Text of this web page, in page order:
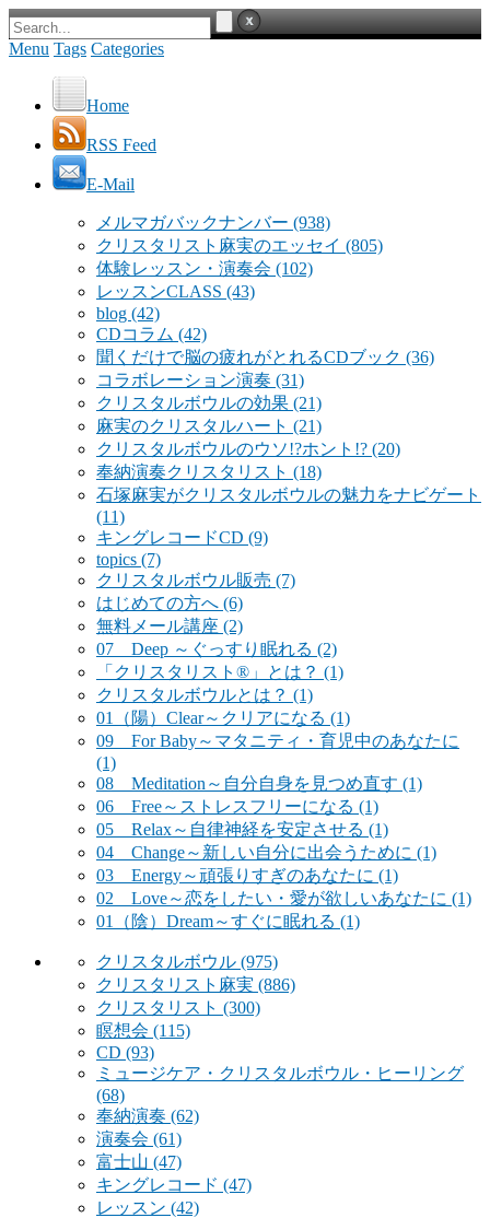
Menu Tags Categories
Home
RSS Feed
E-Mail
メルマガバックナンバー (938)
クリスタリスト麻実のエッセイ (805)
体験レッスン・演奏会 (102)
レッスンCLASS (43)
blog (42)
CDコラム (42)
聞くだけで脳の疲れがとれるCDブック (36)
コラボレーション演奏 (31)
クリスタルボウルの効果 (21)
麻実のクリスタルハート (21)
クリスタルボウルのウソ!?ホント!? (20)
奉納演奏クリスタリスト (18)
石塚麻実がクリスタルボウルの魅力をナビゲート
(11)
キングレコードCD (9)
topics (7)
クリスタルボウル販売 (7)
はじめての方へ (6)
無料メール講座 (2)
07 Deep ～ぐっすり眠れる (2)
「クリスタリスト®」とは？ (1)
クリスタルボウルとは？ (1)
01（陽）Clear～クリアになる (1)
09 For Baby～マタニティ・育児中のあなたに
(1)
08 Meditation～自分自身を見つめ直す (1)
06 Free～ストレスフリーになる (1)
05 Relax～自律神経を安定させる (1)
04 Change～新しい自分に出会うために (1)
03 Energy～頑張りすぎのあなたに (1)
02 Love～恋をしたい・愛が欲しいあなたに (1)
01（陰）Dream～すぐに眠れる (1)
クリスタルボウル (975)
クリスタリスト麻実 (886)
クリスタリスト (300)
瞑想会 (115)
CD (93)
ミュージケア・クリスタルボウル・ヒーリング
(68)
奉納演奏 (62)
演奏会 (61)
富士山 (47)
キングレコード (47)
レッスン (42)